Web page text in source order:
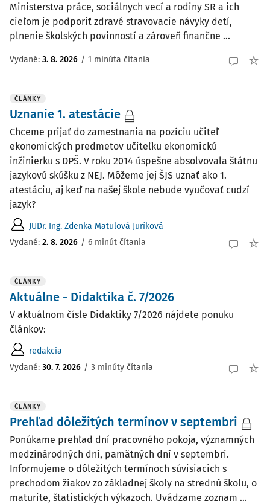
Ministerstva práce, sociálnych vecí a rodiny SR a ich
cieľom je podporiť zdravé stravovacie návyky detí,
plnenie školských povinností a zároveň finančne ...
Vydané: 3. 8. 2026 / 1 minúta čítania
ČLÁNKY
Uznanie 1. atestácie
Chceme prijať do zamestnania na pozíciu učiteľ
ekonomických predmetov učiteľku ekonomickú
inžinierku s DPŠ. V roku 2014 úspešne absolvovala štátnu
jazykovú skúšku z NEJ. Môžeme jej ŠJS uznať ako 1.
atestáciu, aj keď na našej škole nebude vyučovať cudzí
jazyk?
JUDr. Ing. Zdenka Matulová Juríková
Vydané: 2. 8. 2026 / 6 minút čítania
ČLÁNKY
Aktuálne - Didaktika č. 7/2026
V aktuálnom čísle Didaktiky 7/2026 nájdete ponuku
článkov:
redakcia
Vydané: 30. 7. 2026 / 3 minúty čítania
ČLÁNKY
Prehľad dôležitých termínov v septembri
Ponúkame prehľad dní pracovného pokoja, významných
medzinárodných dní, pamätných dní v septembri.
Informujeme o dôležitých termínoch súvisiacich s
prechodom žiakov zo základnej školy na strednú školu, o
maturite, štatistických výkazoch. Uvádzame zoznam ...